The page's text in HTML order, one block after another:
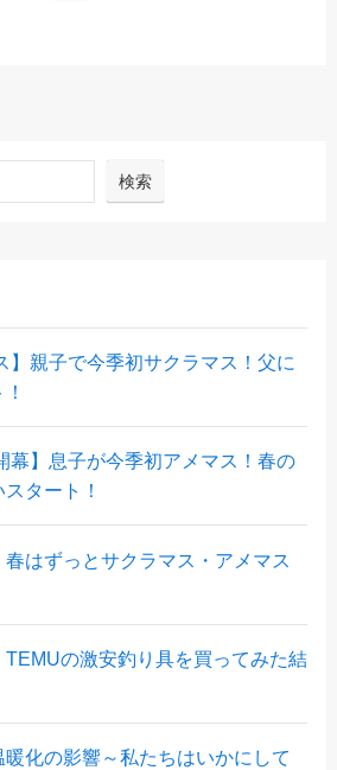
検索
】親子で今季初サクラマス！父に
幕】息子が今季初アメマス！春の
タート！
春はずっとサクラマス・アメマス
TEMUの激安釣り具を買ってみた結
化の影響～私たちはいかにして